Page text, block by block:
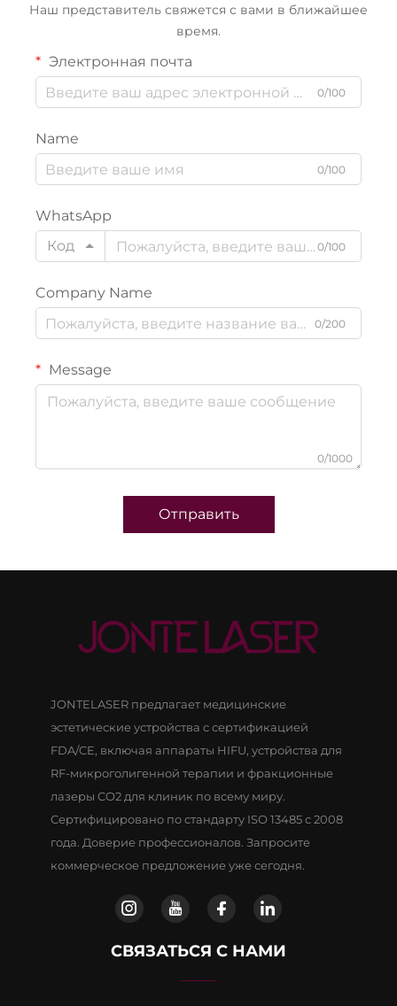
Наш представитель свяжется с вами в ближайшее
время.
Электронная почта
0/100
Name
0/100
WhatsApp
Код
0/100
Company Name
0/200
Message
0/1000
Отправить
JONTELASER предлагает медицинские
эстетические устройства с сертификацией
FDA/CE, включая аппараты HIFU, устройства для
RF-микроголигенной терапии и фракционные
лазеры CO2 для клиник по всему миру.
Сертифицировано по стандарту ISO 13485 с 2008
года. Доверие профессионалов. Запросите
коммерческое предложение уже сегодня.
СВЯЗАТЬСЯ С НАМИ